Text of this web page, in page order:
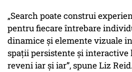
„Search poate construi
pentru fiecare întrebare
dinamice și elemente vizuale
spații persistente și
reveni iar și iar”, spune Liz Reid.